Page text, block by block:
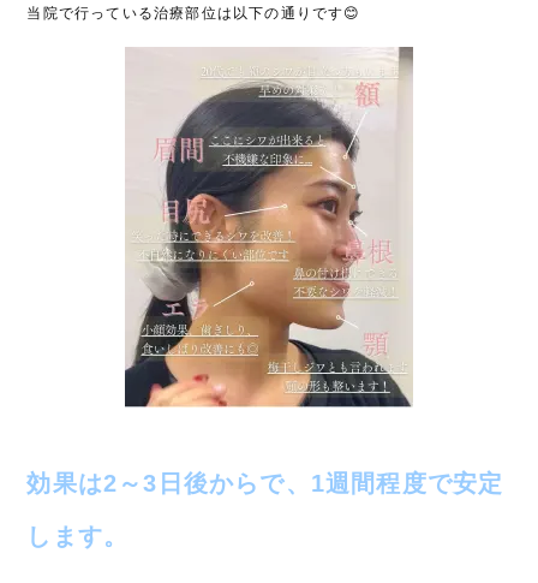
当院で行っている治療部位は以下の通りです😊
効果は2～3日後からで、1週間程度で安定
します。